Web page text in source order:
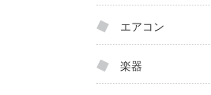
エアコン
楽器